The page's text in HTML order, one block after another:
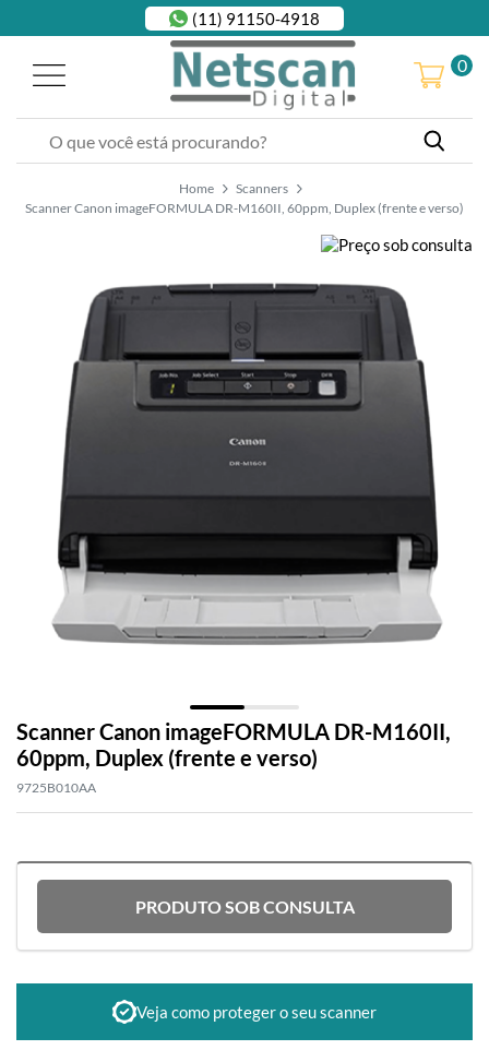
(11) 91150-4918
0
Home
Scanners
Scanner Canon imageFORMULA DR-M160II, 60ppm, Duplex (frente e verso)
Scanner Canon imageFORMULA DR-M160II,
60ppm, Duplex (frente e verso)
9725B010AA
PRODUTO SOB CONSULTA
Veja como proteger o seu scanner